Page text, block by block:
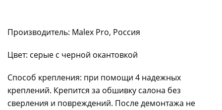
Производитель: Malex Pro, Россия
Цвет: серые с черной окантовкой
Способ крепления: при помощи 4 надежных
креплений. Крепится за обшивку салона без
сверления и повреждений. После демонтажа не